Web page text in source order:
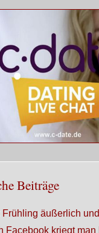
Beiträge
Frühling äußerlich
Facebook kriegt